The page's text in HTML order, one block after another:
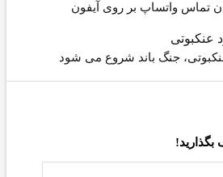
واتساپ بر روی آیفون
جنگ باند شروع می شود